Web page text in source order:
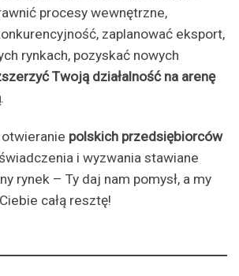
procesy wewnętrzne,
zaplanować eksport,
rynkach, pozyskać nowych
Twoją działalność na arenę
.
polskich przedsiębiorców
i wyzwania stawiane
rynek – Ty daj nam pomysł, a my
całą resztę!